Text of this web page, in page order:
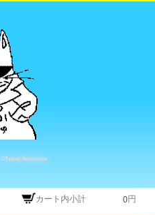
©Travel Secession
カート内小計 円